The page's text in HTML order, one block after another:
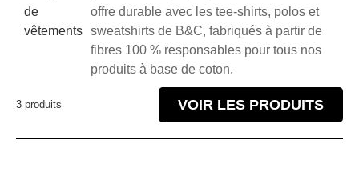
de
vêtements
offre durable avec les tee-shirts, polos et
sweatshirts de B&C, fabriqués à partir de
fibres 100 % responsables pour tous nos
produits à base de coton.
3 produits VOIR LES PRODUITS